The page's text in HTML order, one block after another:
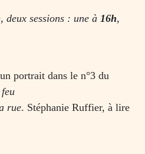
deux sessions : une à 16h,
portrait dans le n°3 du
rue. Stéphanie Ruffier, à lire